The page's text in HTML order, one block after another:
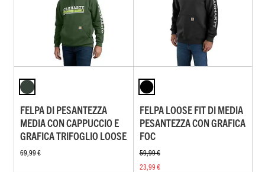
FELPA DI PESANTEZZA
MEDIA CON CAPPUCCIO E
GRAFICA TRIFOGLIO LOOSE
69,99 €
FELPA LOOSE FIT DI MEDIA
PESANTEZZA CON GRAFICA
FOC
59,99 €
23,99 €